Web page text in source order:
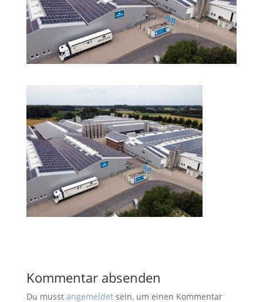
Kommentar absenden
Du musst angemeldetsein, um einen Kommentar